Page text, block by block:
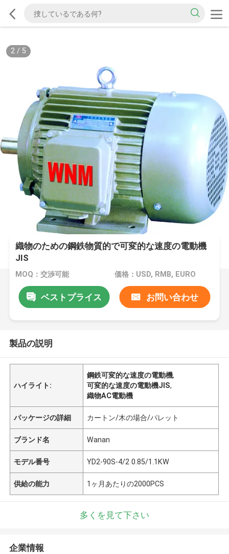
2/ 5
織物のための鋼鉄物質的で可変的な速度の電動機
JIS
MOQ：交渉可能 価格：USD, RMB, EURO
ベストプライス お問い合わせ
製品の説明
ハイライト:
鋼鉄可変的な速度の電動機,
可変的な速度の電動機JIS,
織物AC電動機
パッケージの詳細 カートン/木の場合/パレット
ブランド名 Wanan
モデル番号 YD2-90S-4/2 0.85/1.1KW
供給の能力 1ヶ月あたりの2000PCS
多くを見て下さい
企業情報